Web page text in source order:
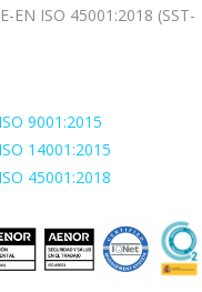
EN ISO 45001:2018 (SST-
9001:2015
14001:2015
45001:2018